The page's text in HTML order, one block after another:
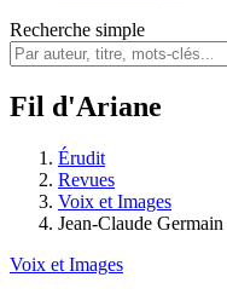
Recherche simple
Fil d'Ariane
Érudit
Revues
Voix et Images
Jean-Claude Germain
Voix et Images